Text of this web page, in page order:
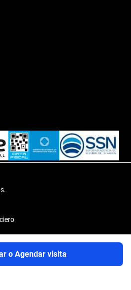
o Agendar visita
3600, CP 1430, Capital Federal,